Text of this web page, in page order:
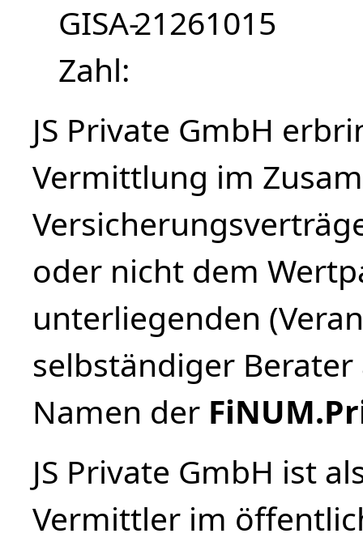
GISA-
Zahl
21261015
JS Private GmbH
Vermittlung im
oder nicht dem
unterliegenden
selbständiger
Namen der
JS Private GmbH ist
Vermittler im